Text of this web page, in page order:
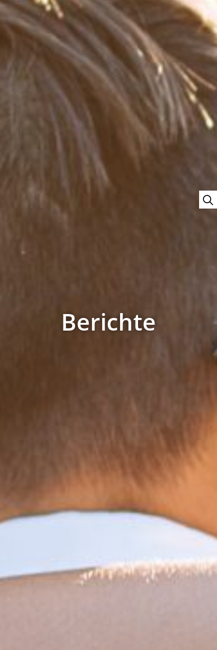
Berichte